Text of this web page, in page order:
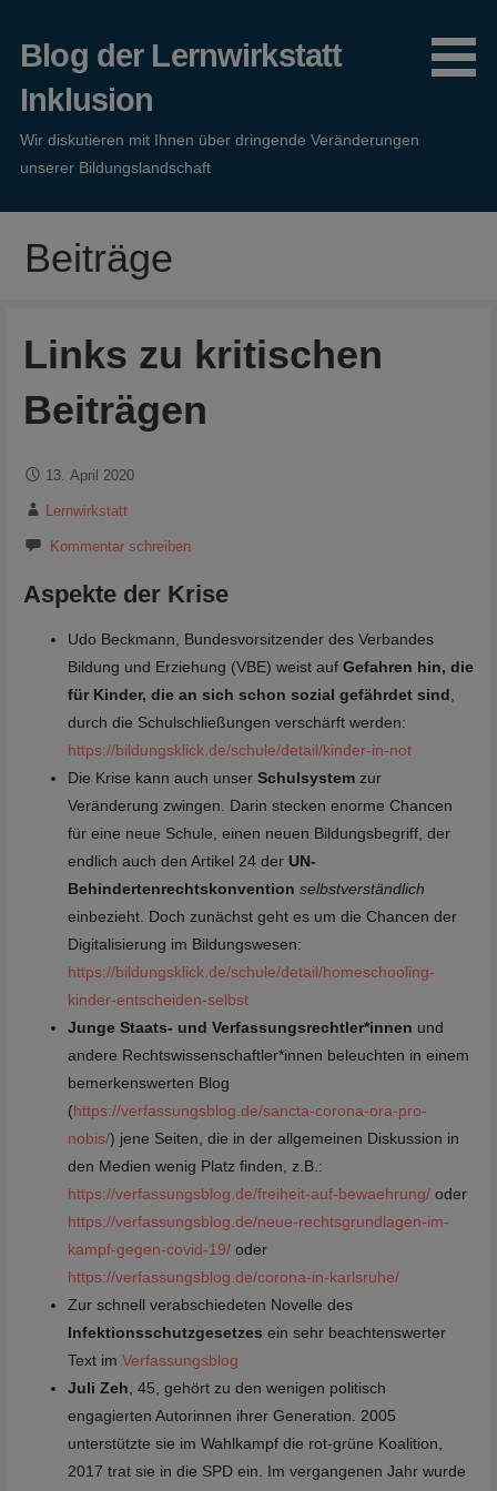
springen
Blog der Lernwirkstatt
Inklusion
Wir diskutieren mit Ihnen über dringende Veränderungen
unserer Bildungslandschaft
Beiträge
Links zu kritischen
Beiträgen
13. April 2020
Lernwirkstatt
Kommentar schreiben
Aspekte der Krise
Udo Beckmann, Bundesvorsitzender des Verbandes
Bildung und Erziehung (VBE) weist auf Gefahren hin, die
für Kinder, die an sich schon sozial gefährdet sind
durch die Schulschließungen verschärft werden:
https://bildungsklick.de/schule/detail/kinder-in-not
Die Krise kann auch unser Schulsystem zur
Veränderung zwingen. Darin stecken enorme Chancen
für eine neue Schule, einen neuen Bildungsbegriff, der
endlich auch den Artikel 24 der UN-
Behindertenrechtskonvention selbstverständlich
einbezieht. Doch zunächst geht es um die Chancen der
Digitalisierung im Bildungswesen:
https://bildungsklick.de/schule/detail/homeschooling-
kinder-entscheiden-selbst
Junge Staats- und Verfassungsrechtler*innen und
andere Rechtswissenschaftler*innen beleuchten in einem
bemerkenswerten Blog
(https://verfassungsblog.de/sancta-corona-ora-pro-
nobis/) jene Seiten, die in der allgemeinen Diskussion in
den Medien wenig Platz finden, z.B.:
https://verfassungsblog.de/freiheit-auf-bewaehrung/oder
https://verfassungsblog.de/neue-rechtsgrundlagen-im-
kampf-gegen-covid-19/oder
https://verfassungsblog.de/corona-in-karlsruhe/
Zur schnell verabschiedeten Novelle des
Infektionsschutzgesetzes ein sehr beachtenswerter
Text im Verfassungsblog
Juli Zeh , 45, gehört zu den wenigen politisch
engagierten Autorinnen ihrer Generation. 2005
unterstützte sie im Wahlkampf die rot-grüne Koalition,
2017 trat sie in die SPD ein. Im vergangenen Jahr wurde